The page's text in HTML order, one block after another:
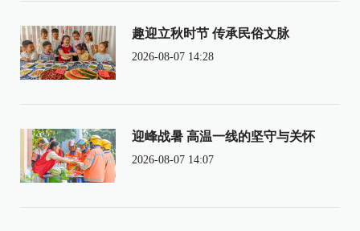
趣迎立秋时节 传承民俗文脉
2026-08-07 14:28
迎峰战暑 高温一线的坚守与关怀
2026-08-07 14:07